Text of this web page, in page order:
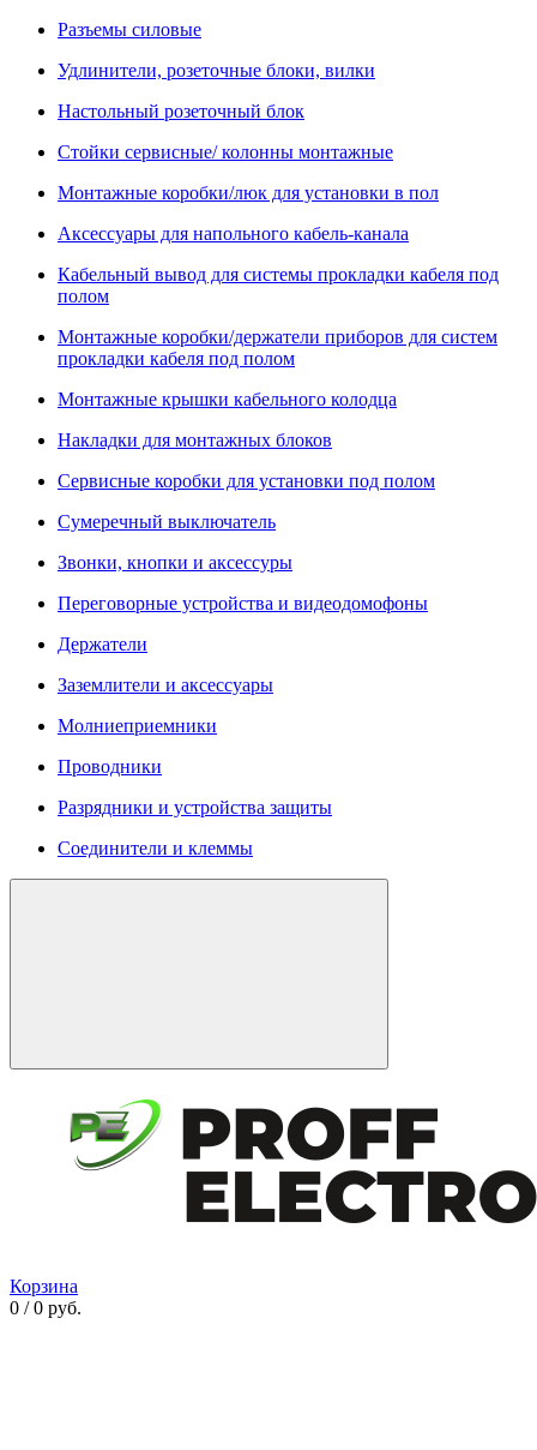
Разъемы силовые
Удлинители, розеточные блоки, вилки
Настольный розеточный блок
Стойки сервисные/ колонны монтажные
Монтажные коробки/люк для установки в пол
Аксессуары для напольного кабель-канала
Кабельный вывод для системы прокладки кабеля под
полом
Монтажные коробки/держатели приборов для систем
прокладки кабеля под полом
Монтажные крышки кабельного колодца
Накладки для монтажных блоков
Сервисные коробки для установки под полом
Сумеречный выключатель
Звонки, кнопки и аксессуры
Переговорные устройства и видеодомофоны
Держатели
Заземлители и аксессуары
Молниеприемники
Проводники
Разрядники и устройства защиты
Соединители и клеммы
Корзина
0 / 0 руб.